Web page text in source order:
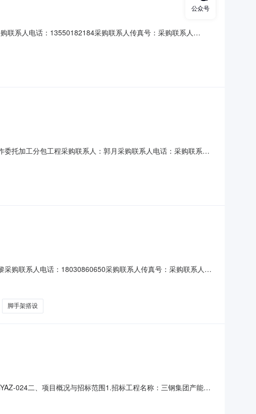
联系人电话：13550182184采购联系人传真号：采购联系人
须是独立的法人单位，具备一般纳税人资格。投标人在
托加工分包工程采购联系人：郭月采购联系人电话：采购联系人
2020-FBXJ-GYAZ-022二、项目名称：
购联系人电话：18030860650采购联系人传真号：采购联系人
钢集团产能置换(罗源闽光)及配套
脚手架搭设
024二、项目概况与招标范围1.招标工程名称：三钢集团产能置
的制安、砌筑、抹灰、混凝土浇筑、地坪施工、支架、脚手架搭
公众号